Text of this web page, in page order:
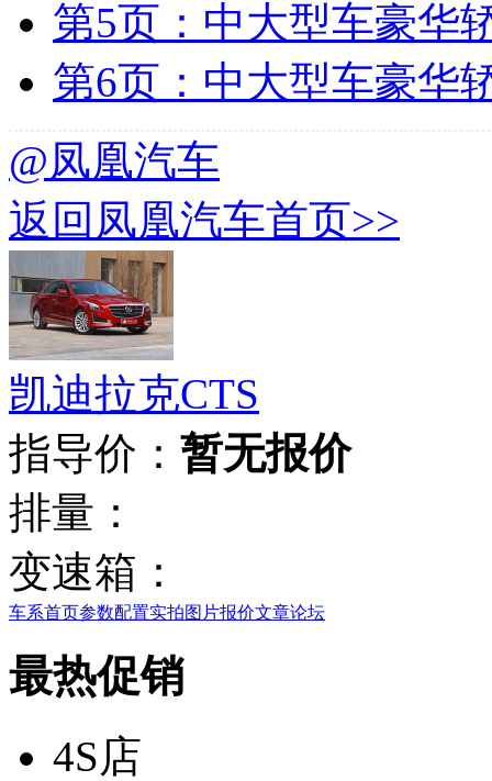
第5页：中大型车豪华
第6页：中大型车豪华
@凤凰汽车
返回凤凰汽车首页>>
凯迪拉克CTS
指导价： 暂无报价
排量：
变速箱：
车系首页参数配置实拍图片报价文章论坛
最热促销
4S店